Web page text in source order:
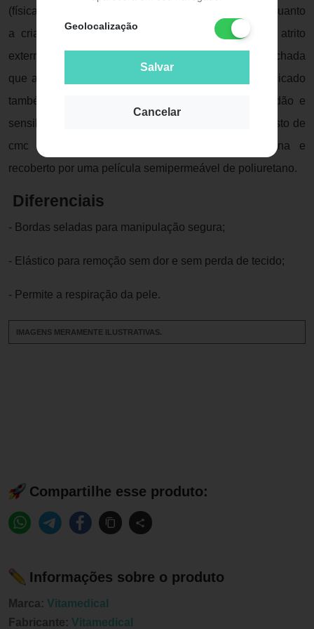
Geolocalização
Salvar
Cancelar
(física) contra as bactérias. Serve para prevenção quanto
a criação de úlceras por decúbito, por diminuir o atrito
externo contra à região da pele. Utilizado na pele fechada
que apresente vermelhidão ou palidez. Pode ser aplicado
também em espinhas (acne) para curar a vermelhidão e
sensibilidade. É um curativo elástico e estéril, composto de
cmc (carboximetilcelulose sódica), gelatina, pectina e
recoberto por uma película semipermeável de poliuretano.
Diferenciais
- Bordas seladas para manipulação segura;
- Elástico para remoção sem dor e sem perda de tecido;
- Permite a respiração da pele.
IMAGENS MERAMENTE ILUSTRATIVAS.
Compartilhe esse produto:
Informações sobre o produto
Marca: Vitamedical
Fabricante: Vitamedical